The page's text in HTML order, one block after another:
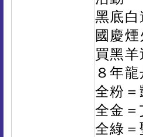
黑底
國慶
買黑
８年
全粉
全金
全綠